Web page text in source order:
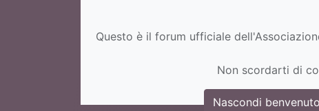
Questo è il forum ufficiale
Non scordarti di
Nascondi benvenuto